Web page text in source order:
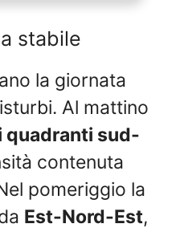
stabile
la giornata
Al mattino
quadranti sud-
contenuta
pomeriggio la
Est-Nord-Est,